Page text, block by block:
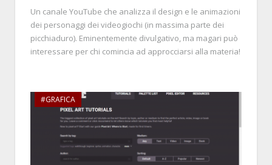
Un canale YouTube che analizza il design e le animazioni
dei personaggi dei videogiochi (in massima parte dei
picchiaduro). Eminentemente divulgativo, ma magari può
interessare per chi comincia ad approcciarsi alla materia!
#GRAFICA